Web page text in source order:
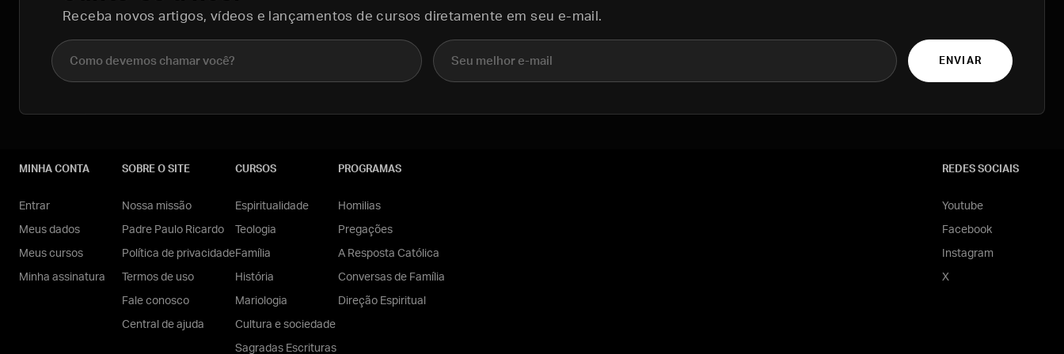
Receba novos artigos, vídeos e lançamentos de cursos diretamente em seu e-mail.
Nome completo E-mail
ENVIAR
MINHA CONTA
Entrar
Meus dados
Meus cursos
Minha assinatura
SOBRE O SITE
Nossa missão
Padre Paulo Ricardo
Política de privacidade
Termos de uso
Fale conosco
Central de ajuda
CURSOS
Espiritualidade
Teologia
Família
História
Mariologia
Cultura e sociedade
Sagradas Escrituras
PROGRAMAS
Homilias
Pregações
A Resposta Católica
Conversas de Família
Direção Espiritual
REDES SOCIAIS
Youtube
Facebook
Instagram
X